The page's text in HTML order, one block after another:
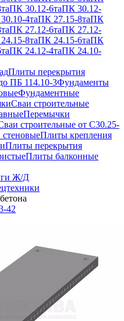
ПК 30.12-6таПК 30.12-
4таПК 27.15-8таПК
ПК 27.12-6таПК 27.12-
8таПК 24.15-6таПК
ПК 24.12-4таПК 24.10-
Плиты перекрытия
ПБ 114.10-3Фундаменты
Фундаментные
Сваи строительные
Перемычки
строительные от С30.25-
стеновыеПлиты крепления
Плиты перекрытия
Плиты балконные
Ж/Д
42